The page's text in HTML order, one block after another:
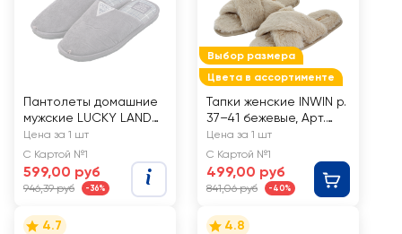
Пантолеты домашние
мужские LUCKY LAND
р. 41–46, Арт. 4078M-
CH-O
Цена за 1 шт
С Картой №1
599,00 руб
946,39 руб -36%
Выбор размера
Цвета в ассортименте
Тапки женские INWIN р.
37–41 бежевые, Арт.
SCH21-P1901
Цена за 1 шт
С Картой №1
499,00 руб
841,06 руб -40%
4.7 4.8